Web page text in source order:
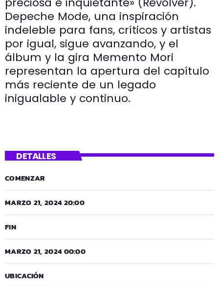
Depeche Mode, una inspiración
indeleble para fans, críticos y artistas
por igual, sigue avanzando, y el
álbum y la gira Memento Mori
representan la apertura del capítulo
más reciente de un legado
inigualable y continuo.
DETALLES
COMENZAR
MARZO 21, 2024 20:00
FIN
MARZO 21, 2024 00:00
UBICACIÓN